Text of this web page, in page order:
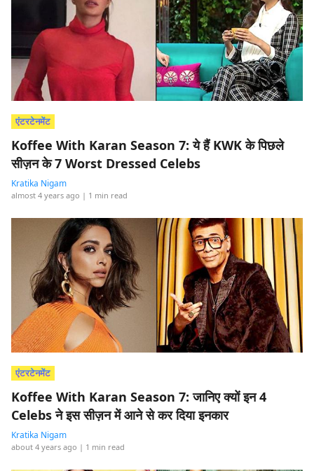
एंटरटेनमेंट
Koffee With Karan Season 7: ये हैं KWK के पिछले
सीज़न के 7 Worst Dressed Celebs
Kratika Nigam
almost 4 years ago | 1 min read
एंटरटेनमेंट
Koffee With Karan Season 7: जानिए क्यों इन 4
Celebs ने इस सीज़न में आने से कर दिया इनकार
Kratika Nigam
about 4 years ago | 1 min read